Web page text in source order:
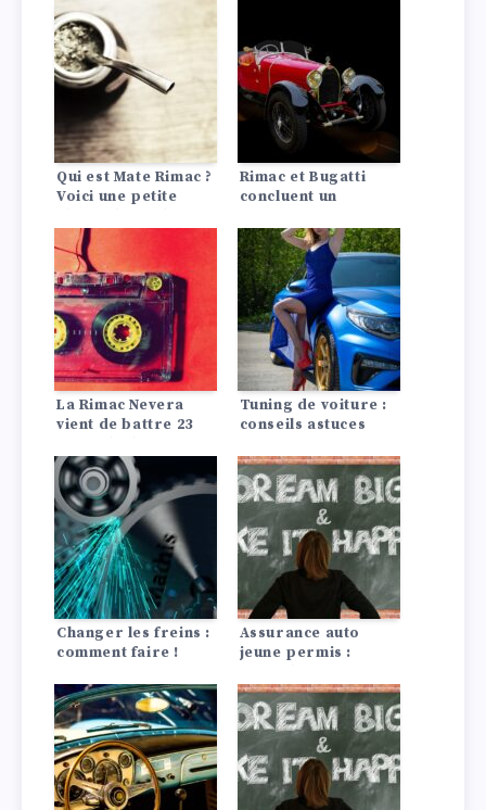
Qui est Mate Rimac ?
Voici une petite
vie et de sa société
croate d’«
hypercars » pour
véhicules
électriques.
Rimac et Bugatti
concluent un
mutuellement
bénéfique
La Rimac Nevera
vient de battre 23
en une seule journée
Tuning de voiture :
conseils astuces
Changer les freins :
comment faire !
Assurance auto
jeune permis :
moins cher